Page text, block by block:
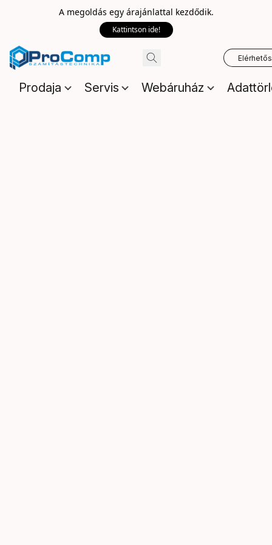
A megoldás egy árajánlattal kezdődik.
Kattintson ide!
Prodaja Servis Webáruház